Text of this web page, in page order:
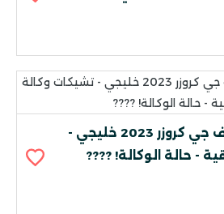
???? للبيع: تويوتا إف جي كروزر 2023 خليجي -
- حالة الوكالة! ????